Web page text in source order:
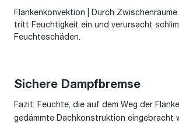
Flankenkonvektion | Durch
tritt Feuchtigkeit ein und verursacht
Feuchteschäden.
Sichere Dampfbremse
Fazit: Feuchte, die auf dem Weg der
gedämmte Dachkonstruktion eingebracht